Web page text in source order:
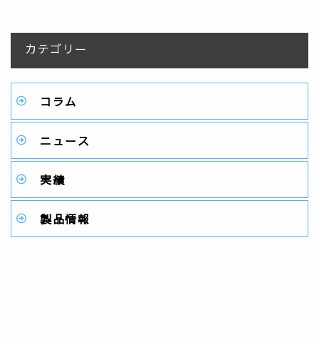
カテゴリー
コラム
ニュース
実績
製品情報